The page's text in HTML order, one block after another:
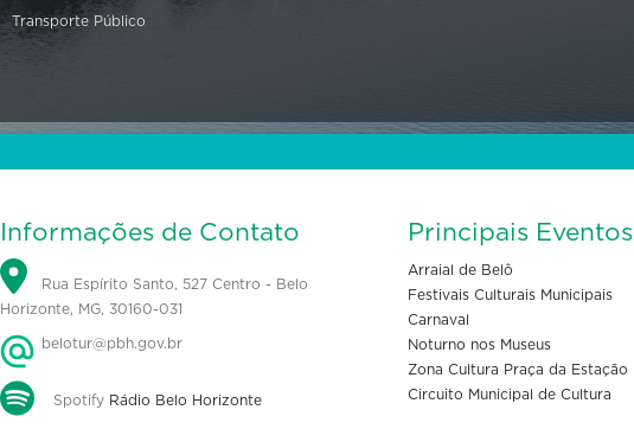
Transporte Público
Informações de Contato
Rua Espírito Santo, 527 Centro - Belo
Horizonte, MG, 30160-031
belotur@pbh.gov.br
Spotify Rádio Belo Horizonte
Principais Eventos
Arraial de Belô
Festivais Culturais Municipais
Carnaval
Noturno nos Museus
Zona Cultura Praça da Estação
Circuito Municipal de Cultura